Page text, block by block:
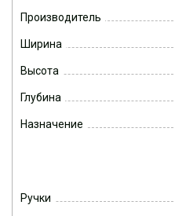
Производитель
Ширина
Высота
Глубина
Назначение
Ручки